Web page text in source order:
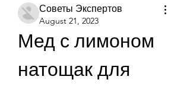
Советы Экспертов
August 21, 2023
Мед с лимоном
натощак для